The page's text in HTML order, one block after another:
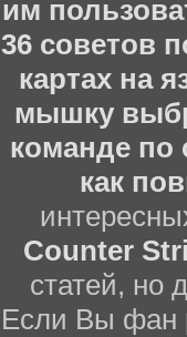
им
36 советов
картах на
мышку
команде по
как
Counter
статей, но
Если Вы фан